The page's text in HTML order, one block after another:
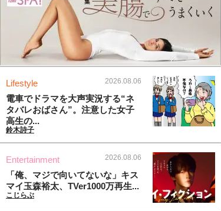
Lifestyle 2026.08.06
電車でドラマを大声実況する“ネ
タバレおばさん”。注意した女子
高生の...
鈴木詩子
Entertainment 2026.08.06
「俺、マジで向いてないな」キス
マイ玉森裕太、TVer1000万再生...
こじらぶ